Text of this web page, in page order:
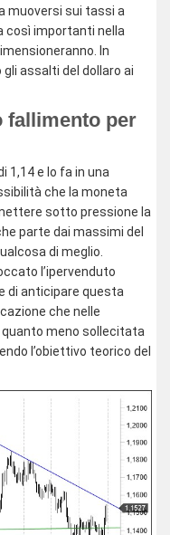
muoversi sui tassi a
così importanti nella
In
assalti del dollaro ai
fallimento per
1,14 e lo fa in una
che la moneta
sotto pressione la
parte dai massimi del
di meglio.
l’ipervenduto
di anticipare questa
che nelle
meno sollecitata
l’obiettivo teorico del